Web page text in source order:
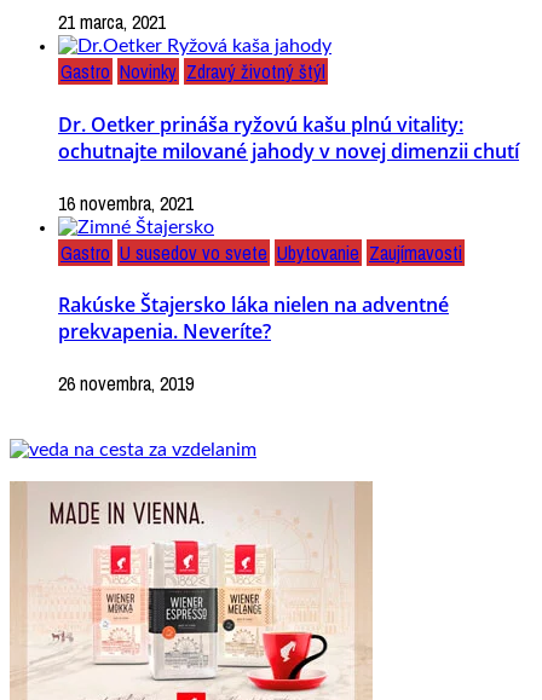
21 marca, 2021
Gastro Novinky Zdravý životný štýl
Dr. Oetker prináša ryžovú kašu plnú vitality:
ochutnajte milované jahody v novej dimenzii chutí
16 novembra, 2021
Gastro U susedov vo svete Ubytovanie Zaujímavosti
Rakúske Štajersko láka nielen na adventné
prekvapenia. Neveríte?
26 novembra, 2019